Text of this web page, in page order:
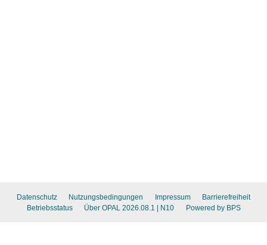
Datenschutz Nutzungsbedingungen Impressum
Barrierefreiheit
Betriebsstatus
Über OPAL 2026.08.1 | N10 Powered by BPS